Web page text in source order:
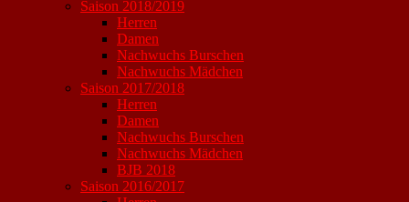
Saison 2018/2019
Herren
Damen
Nachwuchs Burschen
Nachwuchs Mädchen
Saison 2017/2018
Herren
Damen
Nachwuchs Burschen
Nachwuchs Mädchen
BJB 2018
Saison 2016/2017